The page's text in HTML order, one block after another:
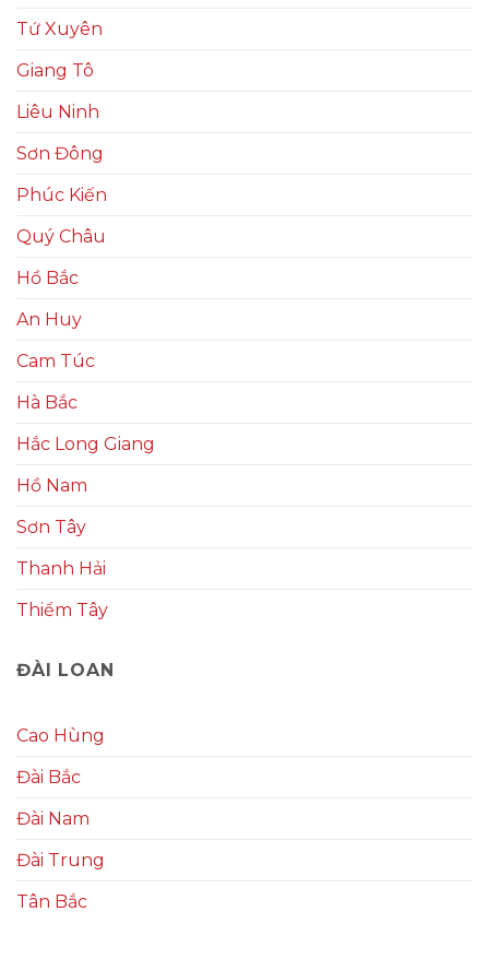
Tứ Xuyên
Giang Tô
Liêu Ninh
Sơn Đông
Phúc Kiến
Quý Châu
Hồ Bắc
An Huy
Cam Túc
Hà Bắc
Hắc Long Giang
Hồ Nam
Sơn Tây
Thanh Hải
Thiểm Tây
ĐÀI LOAN
Cao Hùng
Đài Bắc
Đài Nam
Đài Trung
Tân Bắc